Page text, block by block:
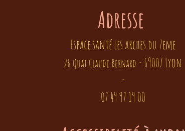
Adresse
Espacesanté lesarches du 7eme
26 Quai Claude Bernard - 69007 Lyon
-
07 49 97 19 00